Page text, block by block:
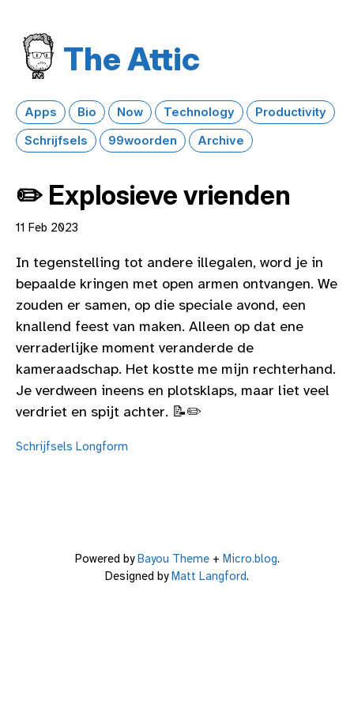
The Attic
Apps Bio Now Technology
Productivity
Schrijfsels
99woorden Archive
✏️ Explosieve vrienden
11 Feb 2023
In tegenstelling tot andere illegalen, word je in
bepaalde kringen met open armen ontvangen. We
zouden er samen, op die speciale avond, een
knallend feest van maken. Alleen op dat ene
verraderlijke moment veranderde de
kameraadschap. Het kostte me mijn rechterhand.
Je verdween ineens en plotsklaps, maar liet veel
verdriet en spijt achter. 📝✏️
Schrijfsels Longform
Powered byBayou Theme+ Micro.blog.
Designed byMatt Langford.